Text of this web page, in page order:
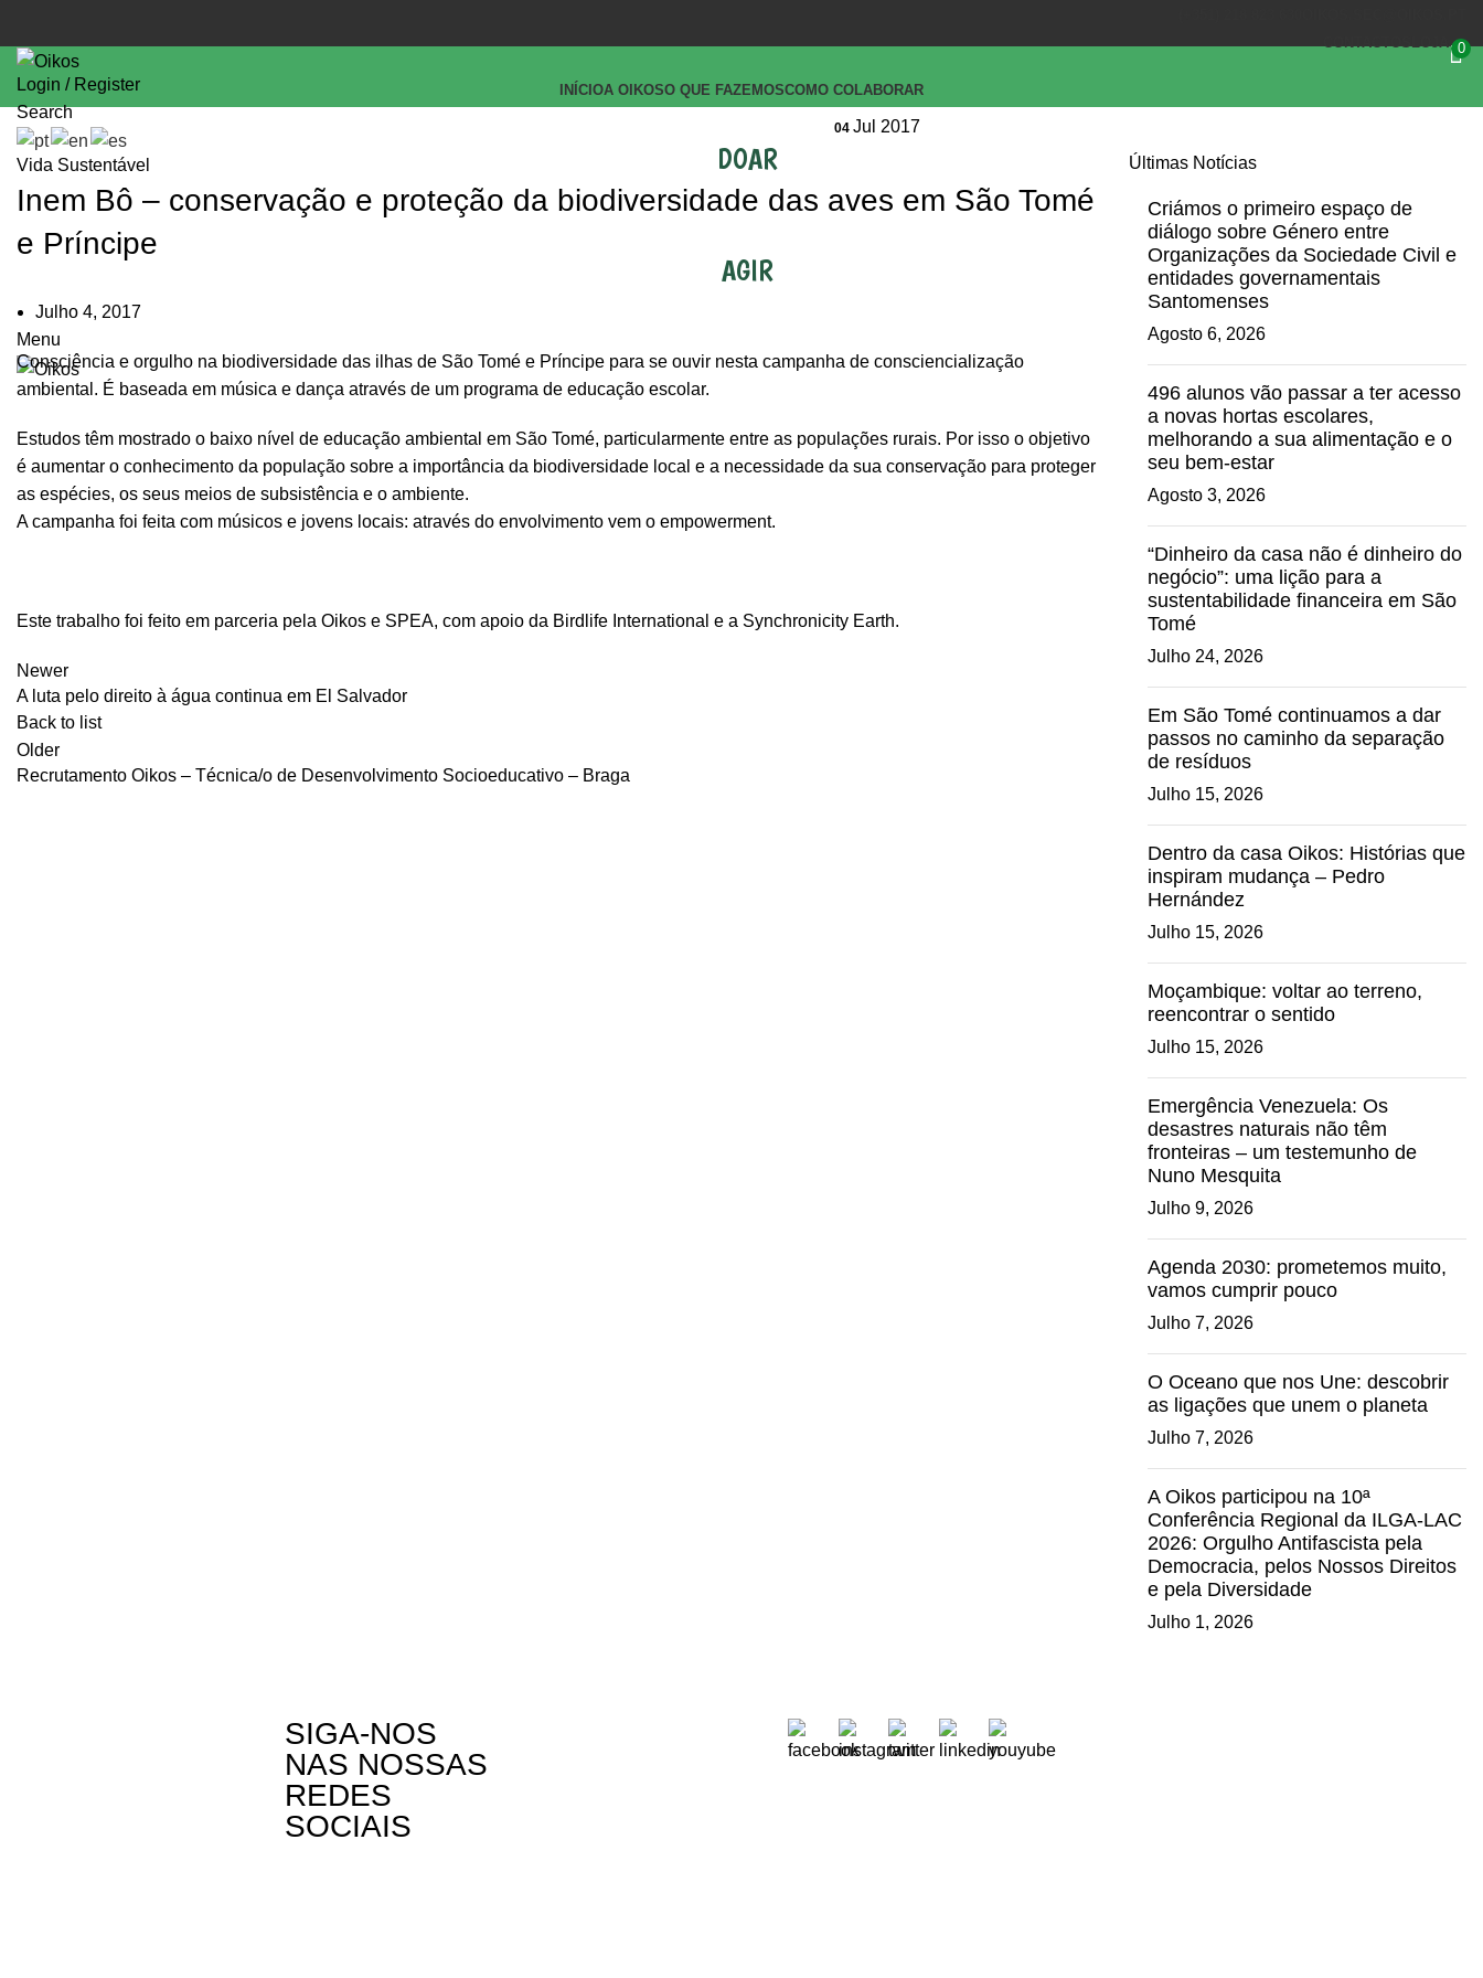
CONTACTOSLOJA 0
Login / Register
Search
INÍCIOA OIKOSO QUE FAZEMOSCOMO COLABORAR
DOAR
AGIR
Menu
Vida Sustentável
Inem Bô – conservação e proteção da biodiversidade das aves em São Tomé
e Príncipe
Julho 4, 2017
04 Jul 2017
Consciência e orgulho na biodiversidade das ilhas de São Tomé e Príncipe para se ouvir nesta campanha de consciencialização
ambiental. É baseada em música e dança através de um programa de educação escolar.
Estudos têm mostrado o baixo nível de educação ambiental em São Tomé, particularmente entre as populações rurais. Por isso o objetivo
é aumentar o conhecimento da população sobre a importância da biodiversidade local e a necessidade da sua conservação para proteger
as espécies, os seus meios de subsistência e o ambiente.
A campanha foi feita com músicos e jovens locais: através do envolvimento vem o empowerment.
Este trabalho foi feito em parceria pela Oikos e SPEA, com apoio da Birdlife International e a Synchronicity Earth.
Newer
A luta pelo direito à água continua em El Salvador
Back to list
Older
Recrutamento Oikos – Técnica/o de Desenvolvimento Socioeducativo – Braga
Últimas Notícias
Criámos o primeiro espaço de
diálogo sobre Género entre
Organizações da Sociedade Civil e
entidades governamentais
Santomenses
Agosto 6, 2026
496 alunos vão passar a ter acesso
a novas hortas escolares,
melhorando a sua alimentação e o
seu bem-estar
Agosto 3, 2026
“Dinheiro da casa não é dinheiro do
negócio”: uma lição para a
sustentabilidade financeira em São
Tomé
Julho 24, 2026
Em São Tomé continuamos a dar
passos no caminho da separação
de resíduos
Julho 15, 2026
Dentro da casa Oikos: Histórias que
inspiram mudança – Pedro
Hernández
Julho 15, 2026
Moçambique: voltar ao terreno,
reencontrar o sentido
Julho 15, 2026
Emergência Venezuela: Os
desastres naturais não têm
fronteiras – um testemunho de
Nuno Mesquita
Julho 9, 2026
Agenda 2030: prometemos muito,
vamos cumprir pouco
Julho 7, 2026
O Oceano que nos Une: descobrir
as ligações que unem o planeta
Julho 7, 2026
A Oikos participou na 10ª
Conferência Regional da ILGA-LAC
2026: Orgulho Antifascista pela
Democracia, pelos Nossos Direitos
e pela Diversidade
Julho 1, 2026
SIGA-NOS
NAS NOSSAS
REDES
SOCIAIS